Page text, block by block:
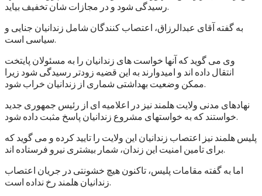
رسیدگی شود و در مجازات شان تخفیف بیاید.
به گفته آقای عبدالرزاق، اعتصاب کنندگان شامل زندانیان جنایی و
سیاسی است.
وی می گوید که آنها خواست های زندانیان را به مسئولان پایتخت
انتقال داده اند و امیدوارند به این قضیه زودتر رسیدگی شود زیرا
ممکن وضعیت بهداشتی شماری از زندانیان خراب شود.
نهادهای مدنی ولایت هلمند نیز در اعلامیه ای از رئیس جمهوری جدید
خواستند که به خواستهای مشروع زندانیان پاسخ مثبت داده شود.
پلیس هلمند نیز اعتصاب زندانیان این ولایت را تایید کرده و می گوید که
برای تامین امنیت این زندان، شمار بیشتری نیرو فرستاده اند.
اما به گفته مقامات پلیس، تاکنون هیچ خشونتی در جریان اعتصاب
زندانیان هلمند رخ نداده است.